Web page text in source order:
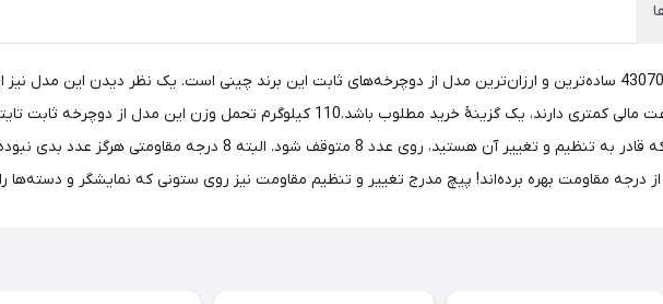
هنوز هم می‌تواند برای اقشاری که استطاعت مالی کمتری دارند، یک گزینۀ خرید مطلوب
خود را به ارث برده است تا تعداد درجاتی که قادر به تنظیم و تغییر آن
درجه مقاومت بهره برده‌اند! پیچ مدرج تغییر و تنظیم مقاومت نیز روی ستونی که نمایشگر و دسته‌ها